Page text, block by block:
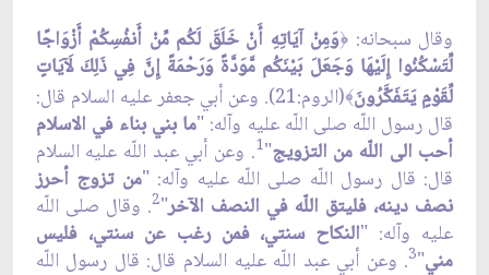
وقال سبحانه: ﴿وَمِنْ آيَاتِهِ أَنْ خَلَقَ لَكُم مِّنْ أَنفُسِكُمْ أَزْوَاجًا
لِّتَسْكُنُوا إِلَيْهَا وَجَعَلَ بَيْنَكُم مَّوَدَّةً وَرَحْمَةً إِنَّ فِي ذَلِكَ لَآيَاتٍ
لِّقَوْمٍ يَتَفَكَّرُونَ﴾
(الروم:21). وعن أبي جعفر عليه السلام قال:
قال رسول اللّه صلى اللّه عليه وآله: "ما بني بناء في الاسلام
أحب الى اللّه من التزويج"
1. وعن أبي عبد اللّه عليه السلام
قال: قال رسول اللّه صلى اللّه عليه وآله: "من تزوج أحرز
نصف دينه، فليتق اللّه في النصف الآخر"
2. وقال صلى اللّه
عليه وآله: "النكاح سنتي، فمن رغب عن سنتي، فليس
مني"
3. وعن أبي عبد اللّه عليه السلام قال: قال رسول اللّه